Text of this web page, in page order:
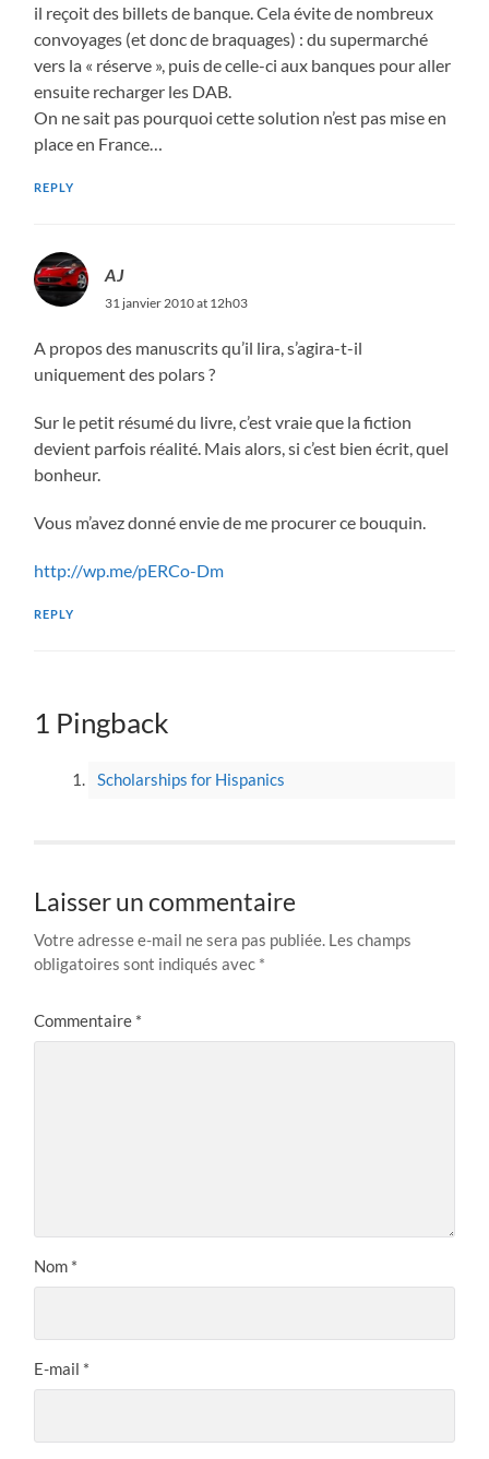
il reçoit des billets de banque. Cela évite de nombreux
convoyages (et donc de braquages) : du supermarché
vers la « réserve », puis de celle-ci aux banques pour aller
ensuite recharger les DAB.
On ne sait pas pourquoi cette solution n’est pas mise en
place en France…
REPLY
AJ
31 janvier 2010 at 12h03
A propos des manuscrits qu’il lira, s’agira-t-il
uniquement des polars ?
Sur le petit résumé du livre, c’est vraie que la fiction
devient parfois réalité. Mais alors, si c’est bien écrit, quel
bonheur.
Vous m’avez donné envie de me procurer ce bouquin.
http://wp.me/pERCo-Dm
REPLY
1 Pingback
Scholarships for Hispanics
Laisser un commentaire
Votre adresse e-mail ne sera pas publiée. Les champs
obligatoires sont indiqués avec *
Commentaire *
Nom *
E-mail *